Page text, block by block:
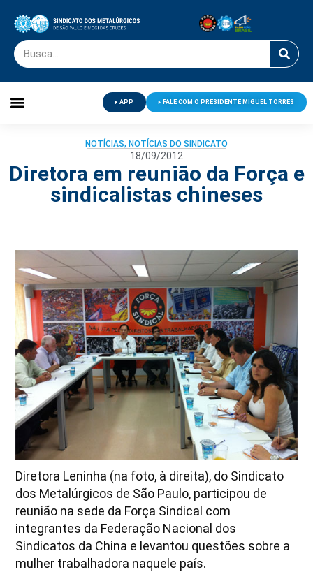
APP FALE COM O PRESIDENTE MIGUEL TORRES
NOTÍCIAS, NOTÍCIAS DO SINDICATO
18/09/2012
Diretora em reunião da Força e
sindicalistas chineses
Diretora Leninha (na foto, à direita), do Sindicato
dos Metalúrgicos de São Paulo, participou de
reunião na sede da Força Sindical com
integrantes da Federação Nacional dos
Sindicatos da China e levantou questões sobre a
mulher trabalhadora naquele país.